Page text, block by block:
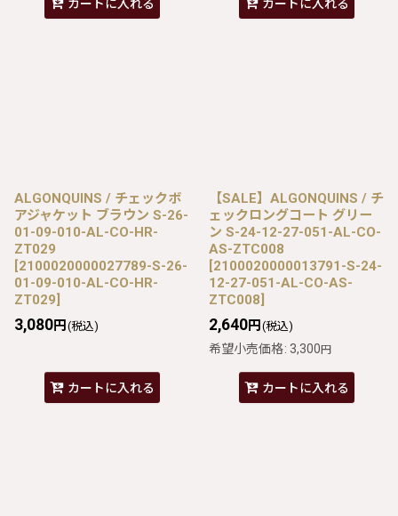
カートに入れる カートに入れる
ALGONQUINS / チェックボ
アジャケット ブラウン S-26-
01-09-010-AL-CO-HR-
ZT029
[2100020000027789-S-26-
01-09-010-AL-CO-HR-
ZT029]
3,080円 (税込)
カートに入れる
【SALE】ALGONQUINS / チ
ェックロングコート グリー
ン S-24-12-27-051-AL-CO-
AS-ZTC008
[2100020000013791-S-24-
12-27-051-AL-CO-AS-
ZTC008]
2,640円 (税込)
希望小売価格: 3,300円
カートに入れる